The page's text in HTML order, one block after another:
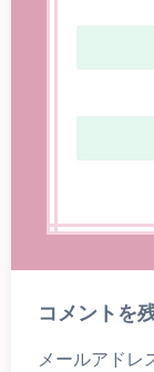
コメントを
メールアドレ